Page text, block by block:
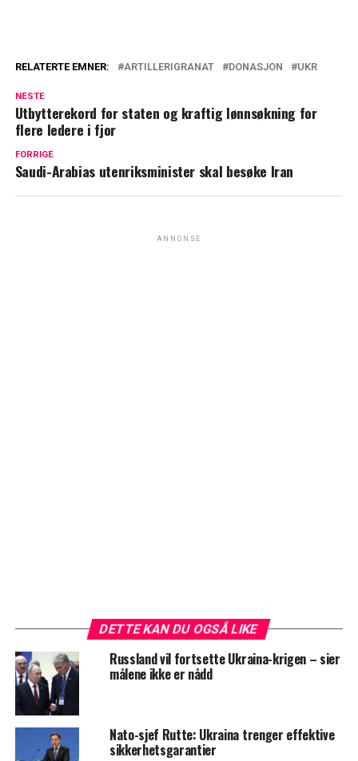
RELATERTE EMNER: ARTILLERIGRANAT DONASJON UKR
NESTE
Utbytterekord for staten og kraftig lønnsøkning for
flere ledere i fjor
FORRIGE
Saudi-Arabias utenriksminister skal besøke Iran
ANNONSE
DETTE KAN DU OGSÅ LIKE
Russland vil fortsette Ukraina-krigen – sier
målene ikke er nådd
Nato-sjef Rutte: Ukraina trenger effektive
sikkerhetsgarantier